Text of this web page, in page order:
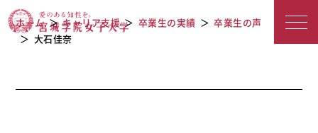
ホーム キャリア支援 卒業生の実績
卒業生の声
大石佳奈